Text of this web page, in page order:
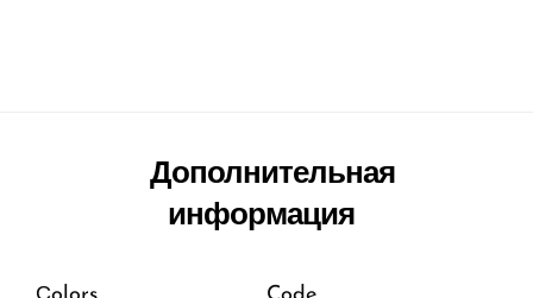
Дополнительная
информация